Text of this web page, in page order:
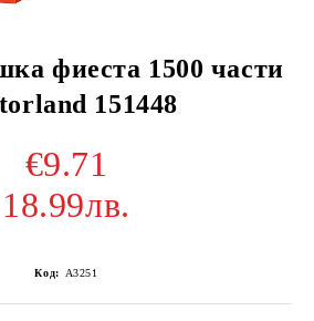
фиеста 1500 части
151448
€9.71
18.99лв.
Код: A3251